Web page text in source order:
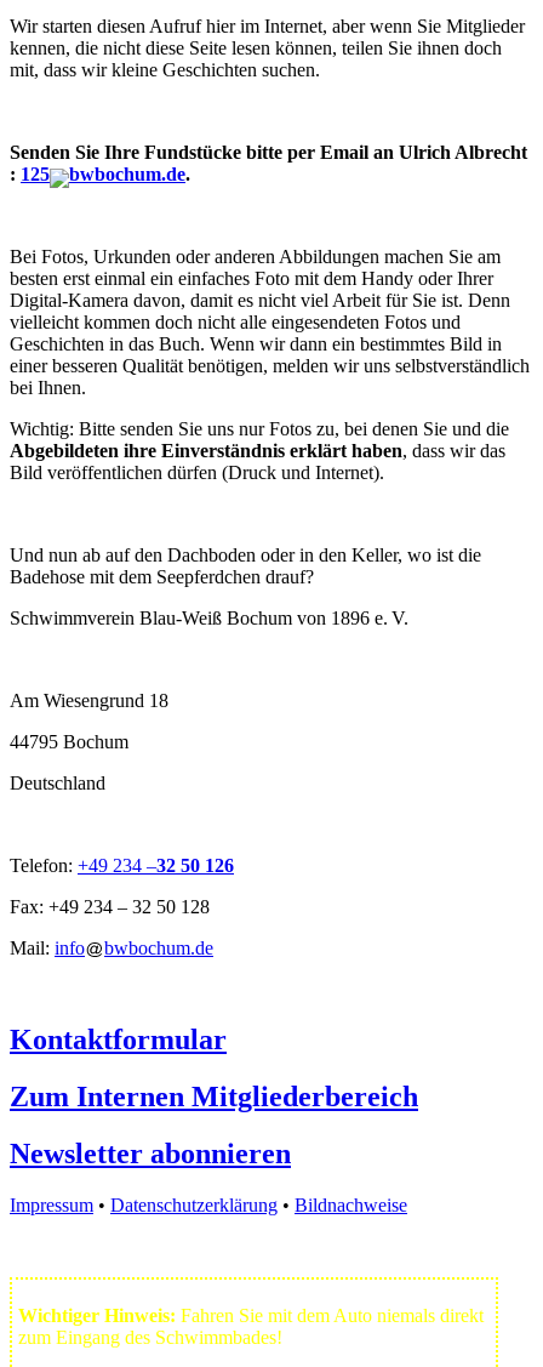
Wir starten diesen Aufruf hier im Internet, aber wenn Sie Mitglieder
kennen, die nicht diese Seite lesen können, teilen Sie ihnen doch
mit, dass wir kleine Geschichten suchen.
Senden Sie Ihre Fundstücke bitte per Email an Ulrich Albrecht
: 125 bwbochum.de.
Bei Fotos, Urkunden oder anderen Abbildungen machen Sie am
besten erst einmal ein einfaches Foto mit dem Handy oder Ihrer
Digital-Kamera davon, damit es nicht viel Arbeit für Sie ist. Denn
vielleicht kommen doch nicht alle eingesendeten Fotos und
Geschichten in das Buch. Wenn wir dann ein bestimmtes Bild in
einer besseren Qualität benötigen, melden wir uns selbstverständlich
bei Ihnen.
Wichtig: Bitte senden Sie uns nur Fotos zu, bei denen Sie und die
Abgebildeten ihre Einverständnis erklärt haben, dass wir das
Bild veröffentlichen dürfen (Druck und Internet).
Und nun ab auf den Dachboden oder in den Keller, wo ist die
Badehose mit dem Seepferdchen drauf?
Schwimmverein Blau-Weiß Bochum von 1896 e. V.
Am Wiesengrund 18
44795 Bochum
Deutschland
Telefon: +49 234 –32 50 126
Fax: +49 234 – 32 50 128
Mail: info bwbochum.de
Kontaktformular
Zum Internen Mitgliederbereich
Newsletter abonnieren
Impressum • Datenschutzerklärung • Bildnachweise
Wichtiger Hinweis: Fahren Sie mit dem Auto niemals direkt
zum Eingang des Schwimmbades!